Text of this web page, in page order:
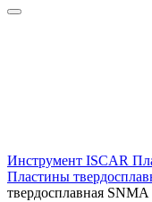
Инструмент ISCAR
Пластины
твердосплавная